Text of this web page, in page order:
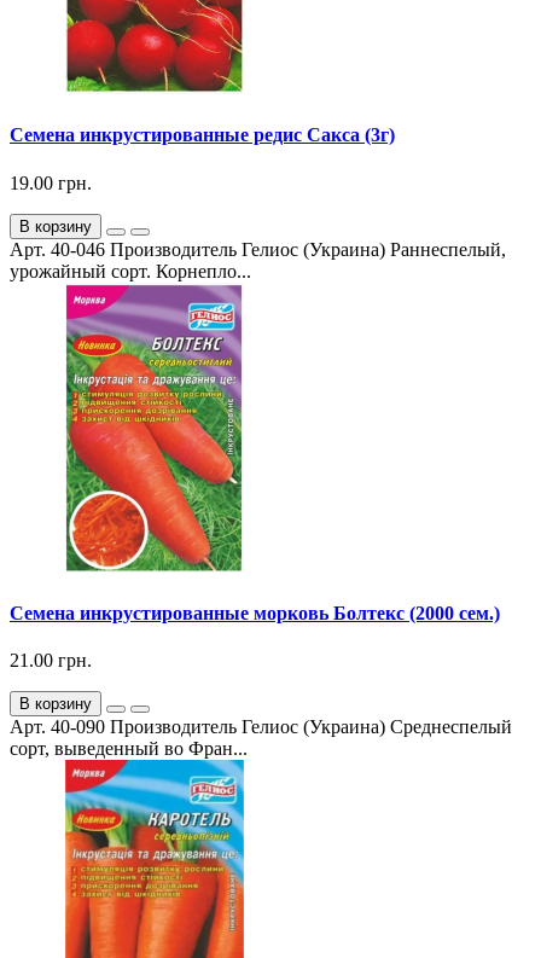
Семена инкрустированные редис Сакса (3г)
19.00 грн.
В корзину
Арт. 40-046 Производитель Гелиос (Украина) Раннеспелый,
урожайный сорт. Корнепло...
Семена инкрустированные морковь Болтекс (2000 сем.)
21.00 грн.
В корзину
Арт. 40-090 Производитель Гелиос (Украина) Среднеспелый
сорт, выведенный во Фран...